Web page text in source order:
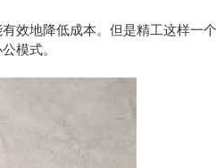
效地降低成本。但是精工这样一个
模式。